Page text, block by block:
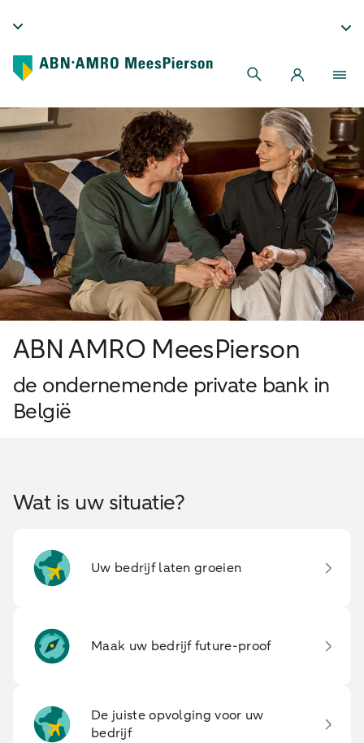
ABN AMRO MeesPierson
de ondernemende private bank in
België
Wat is uw situatie?
Uw bedrijf laten groeien
Maak uw bedrijf future-proof
De juiste opvolging voor uw
bedrijf